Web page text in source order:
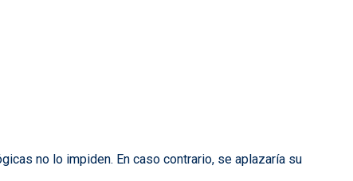
no lo impiden. En caso contrario, se aplazaría su